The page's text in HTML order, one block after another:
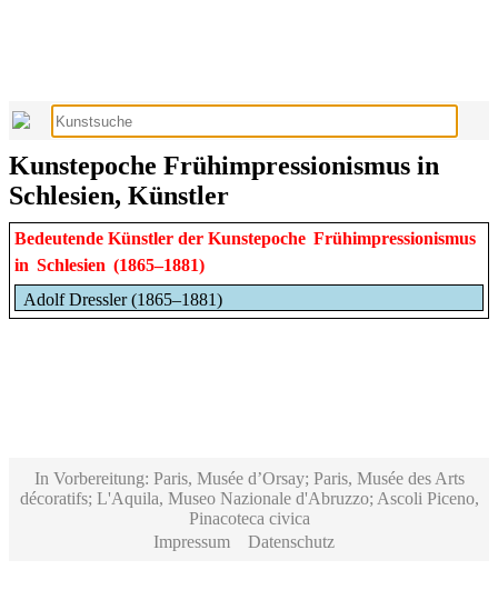
Kunstepoche Frühimpressionismus in
Schlesien, Künstler
Bedeutende Künstler der Kunstepoche Frühimpressionismus
in Schlesien (1865–1881)
Adolf Dressler (1865–1881)
In Vorbereitung: Paris, Musée d’Orsay; Paris, Musée des Arts
décoratifs; L'Aquila, Museo Nazionale d'Abruzzo; Ascoli Piceno,
Pinacoteca civica
Impressum
Datenschutz